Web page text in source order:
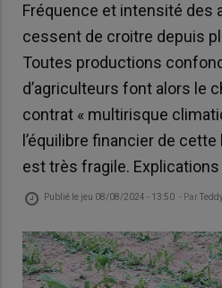
Fréquence et intensité des
cessent de croitre depuis
Toutes productions
d’agriculteurs font alors le
contrat « multirisque
l’équilibre financier de
est très fragile. Explications
Publié le jeu 08/08/2024 - 13:50 - Par